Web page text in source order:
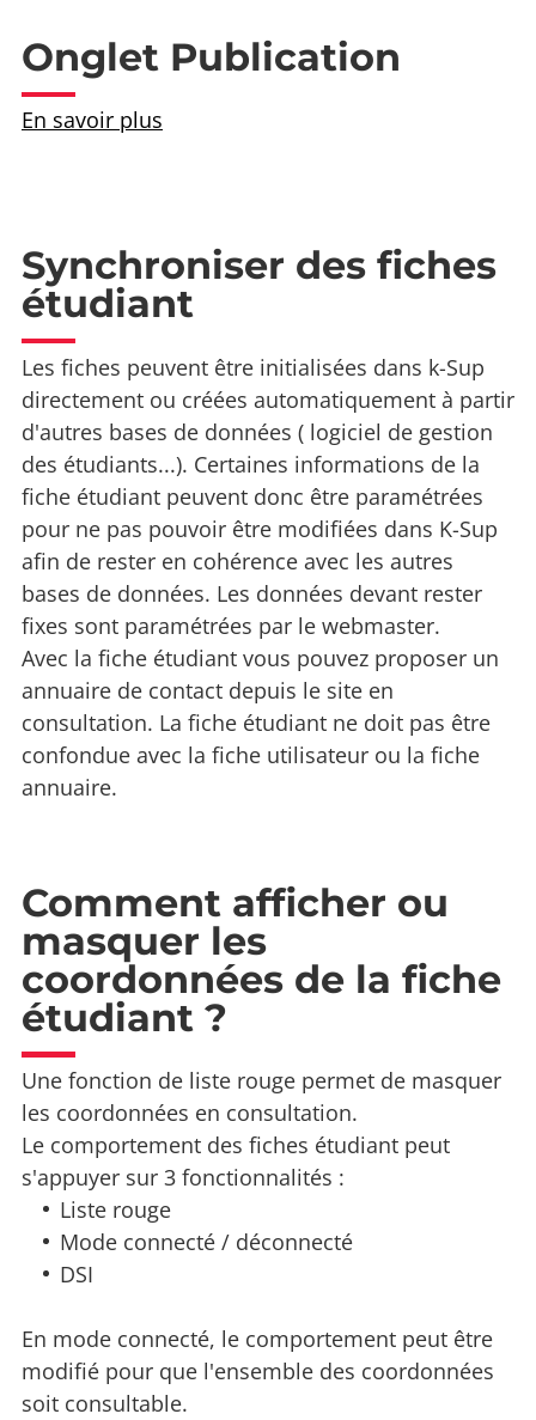
Onglet Publication
En savoir plus
Synchroniser des fiches
étudiant
Les fiches peuvent être initialisées dans k-Sup
directement ou créées automatiquement à partir
d'autres bases de données ( logiciel de gestion
des étudiants...). Certaines informations de la
fiche étudiant peuvent donc être paramétrées
pour ne pas pouvoir être modifiées dans K-Sup
afin de rester en cohérence avec les autres
bases de données. Les données devant rester
fixes sont paramétrées par le webmaster.
Avec la fiche étudiant vous pouvez proposer un
annuaire de contact depuis le site en
consultation. La fiche étudiant ne doit pas être
confondue avec la fiche utilisateur ou la fiche
annuaire.
Comment afficher ou
masquer les
coordonnées de la fiche
étudiant ?
Une fonction de liste rouge permet de masquer
les coordonnées en consultation.
Le comportement des fiches étudiant peut
s'appuyer sur 3 fonctionnalités :
Liste rouge
Mode connecté / déconnecté
DSI
En mode connecté, le comportement peut être
modifié pour que l'ensemble des coordonnées
soit consultable.